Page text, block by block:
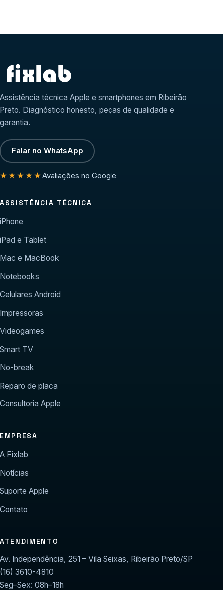
Assistência técnica Apple e smartphones em Ribeirão
Preto. Diagnóstico honesto, peças de qualidade e
garantia.
Falar no WhatsApp
★★★★★Avaliações no Google
ASSISTÊNCIA TÉCNICA
iPhone
iPad e Tablet
Mac e MacBook
Notebooks
Celulares Android
Impressoras
Videogames
Smart TV
No-break
Reparo de placa
Consultoria Apple
EMPRESA
A Fixlab
Notícias
Suporte Apple
Contato
ATENDIMENTO
Av. Independência, 251 – Vila Seixas, Ribeirão Preto/SP
(16) 3610-4810
Seg–Sex: 08h–18h